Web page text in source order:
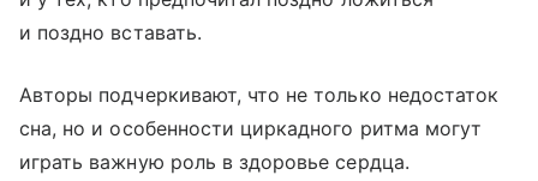
и поздно вставать.
Авторы подчеркивают, что не только недостаток
сна, но и особенности циркадного ритма могут
играть важную роль в здоровье сердца.